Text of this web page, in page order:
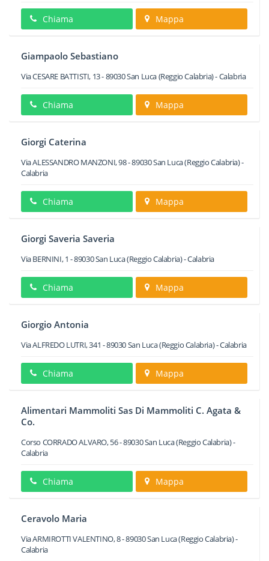
Chiama Mappa
Giampaolo Sebastiano
Via CESARE BATTISTI, 13-89030San Luca(Reggio Calabria) -Calabria
Chiama Mappa
Giorgi Caterina
Via ALESSANDRO MANZONI, 98-89030San Luca(Reggio Calabria) -
Calabria
Chiama Mappa
Giorgi Saveria Saveria
Via BERNINI, 1 -89030San Luca(Reggio Calabria) -Calabria
Chiama Mappa
Giorgio Antonia
Via ALFREDO LUTRI, 341 -89030San Luca(Reggio Calabria) -Calabria
Chiama Mappa
Alimentari Mammoliti Sas Di Mammoliti C. Agata &
Co.
Corso CORRADO ALVARO, 56-89030San Luca(Reggio Calabria) -
Calabria
Chiama Mappa
Ceravolo Maria
Via ARMIROTTI VALENTINO, 8-89030San Luca(Reggio Calabria) -
Calabria